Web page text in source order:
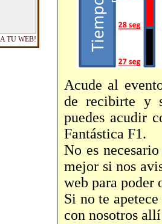
Acude al
de recibirte y
puedes acudir
Fantástica F1.
No es
mejor si nos
web para poder
Si no te
con nosotros